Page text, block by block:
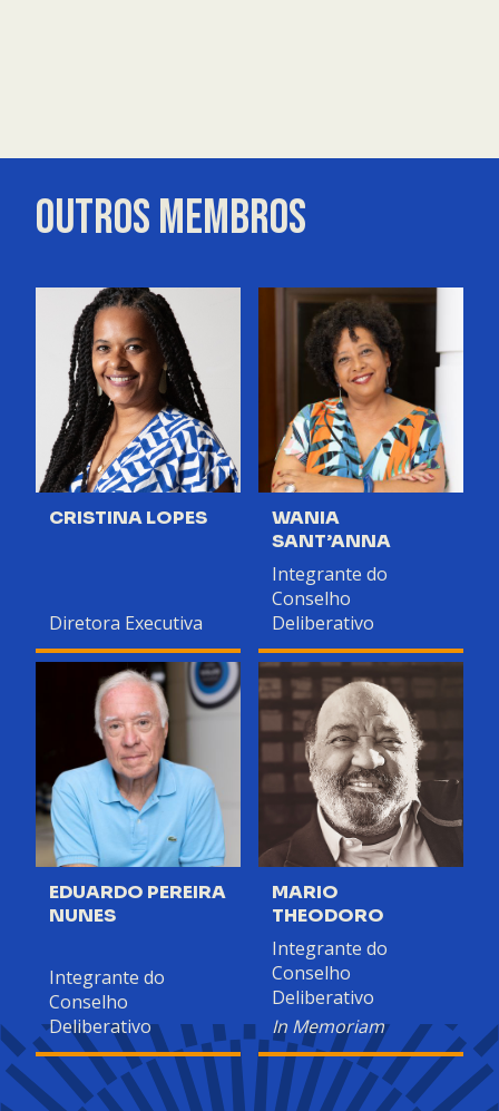
OUTROS MEMBROS
CRISTINA LOPES
Diretora Executiva
WANIA
SANT’ANNA
Integrante do
Conselho
Deliberativo
EDUARDO PEREIRA
NUNES
Integrante do
Conselho
Deliberativo
MARIO
THEODORO
Integrante do
Conselho
Deliberativo
In Memoriam